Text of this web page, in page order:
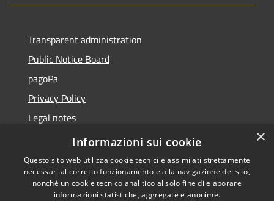
Transparent administration
Public Notice Board
pagoPa
Privacy Policy
Legal notes
Accessibility Statement
Copyright © 2026 • Città di
×
Informazioni sui cookie
Questo sito web utilizza cookie tecnici e assimilati strettamente
necessari al corretto funzionamento e alla navigazione del sito,
nonché un cookie tecnico analitico al solo fine di elaborare
informazioni statistiche, aggregate e anonime.